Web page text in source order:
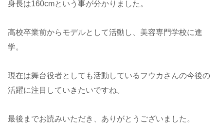
身長は160cmという事が分かりました。
高校卒業前からモデルとして活動し、美容専門学校に進
学。
現在は舞台役者としても活動しているフウカさんの今後の
活躍に注目していきたいですね。
最後までお読みいただき、ありがとうございました。